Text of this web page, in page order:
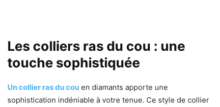
Les colliers ras du cou : une
touche sophistiquée
Un collier ras du cou en diamants apporte une
sophistication indéniable à votre tenue. Ce style de collier